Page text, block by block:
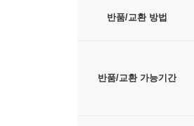
반품/교환 방법
반품/교환 가능기간